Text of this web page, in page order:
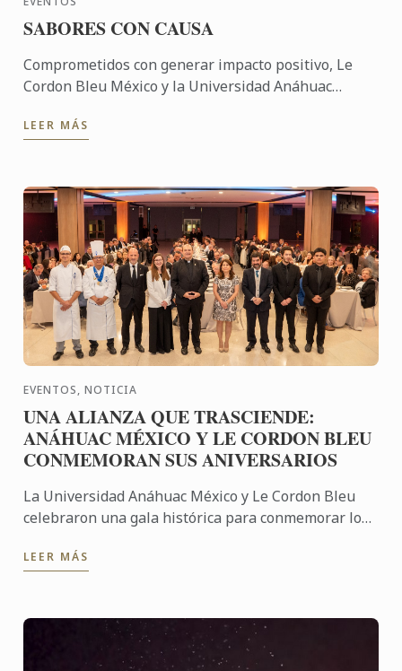
SABORES CON CAUSA
Comprometidos con generar impacto positivo, Le
Cordon Bleu México y la Universidad Anáhuac
gastronómica solidaria que ...
LEER MÁS
EVENTOS, NOTICIA
UNA ALIANZA QUE TRASCIENDE:
ANÁHUAC MÉXICO Y LE CORDON BLEU
CONMEMORAN SUS ANIVERSARIOS
La Universidad Anáhuac México y Le Cordon Bleu
celebraron una gala histórica para conmemorar los
los 130 años ...
LEER MÁS